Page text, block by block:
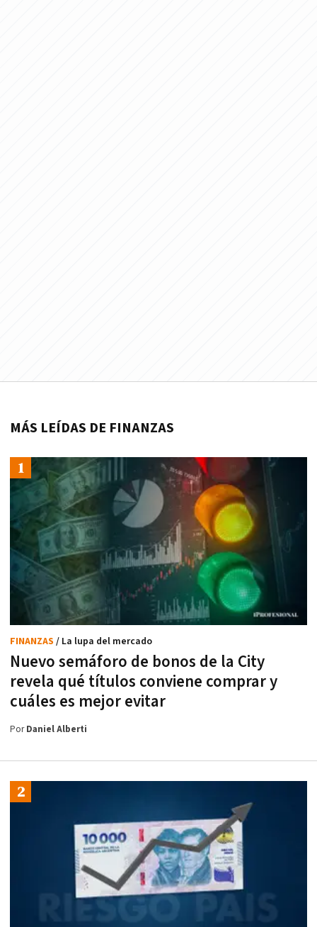
MÁS LEÍDAS DE FINANZAS
Nuevo semáforo de bonos de la City
revela qué títulos conviene comprar y
cuáles es mejor evitar
FINANZAS / La lupa del mercado
PorDaniel Alberti